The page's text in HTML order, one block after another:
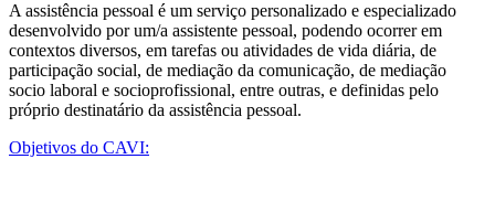
A assistência pessoal é um serviço personalizado e especializado
desenvolvido por um/a assistente pessoal, podendo ocorrer em
contextos diversos, em tarefas ou atividades de vida diária, de
participação social, de mediação da comunicação, de mediação
socio laboral e socioprofissional, entre outras, e definidas pelo
próprio destinatário da assistência pessoal.
Objetivos do CAVI: